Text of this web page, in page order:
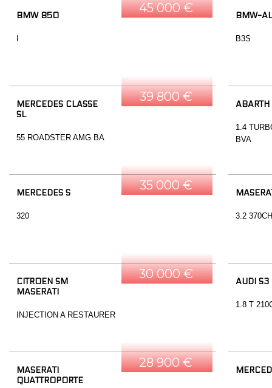
45 000 €
BMW 850 BMW-
B3S
39 800 €
MERCEDES CLASSE
SL
55 ROADSTER AMG BA
1.4
BVA
35 000 €
MERCEDES S
320 3.2
30 000 €
CITROEN SM
MASERATI
INJECTION A RESTAURER
AUDI S3
1.8 T
28 900 €
MASERATI
QUATTROPORTE